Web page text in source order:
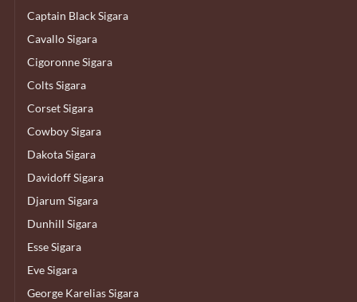
Captain Black Sigara
Cavallo Sigara
Cigoronne Sigara
Colts Sigara
Corset Sigara
Cowboy Sigara
Dakota Sigara
Davidoff Sigara
Djarum Sigara
Dunhill Sigara
Esse Sigara
Eve Sigara
George Karelias Sigara